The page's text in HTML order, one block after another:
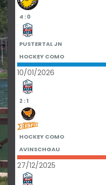
4 : 0
PUSTERTAL JN
HOCKEY COMO
10/01/2026
2 : 1
HOCKEY COMO
AVINSCHGAU
27/12/2025